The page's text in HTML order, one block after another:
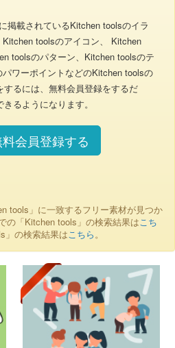
掲載されているKitchen toolsのイラ
toolsのアイコン、 Kitchen
toolsのパターン、Kitchen toolsのテ
ワーポイントなどのKitchen toolsの
るには、無料会員登録をするだ
るようになります。
会員登録する
tools」に一致するフリー素材が見つか
の「Kitchen tools」の検索結果はこち
」の検索結果はこちら。